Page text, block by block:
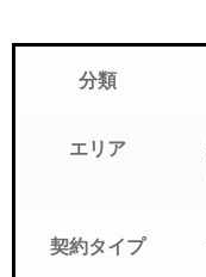
分類
エリア
契約タイプ